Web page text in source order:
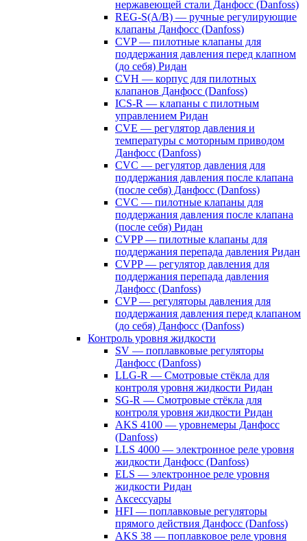
нержавеющей стали Данфосс (Danfoss)
REG-S(A/B) — ручные регулирующие
клапаны Данфосс (Danfoss)
CVP — пилотные клапаны для
поддержания давления перед клапном
(до себя) Ридан
CVH — корпус для пилотных
клапанов Данфосс (Danfoss)
ICS-R — клапаны с пилотным
управлением Ридан
CVE — регулятор давления и
температуры с моторным приводом
Данфосс (Danfoss)
CVС — регулятор давления для
поддержания давления после клапана
(после себя) Данфосс (Danfoss)
CVС — пилотные клапаны для
поддержания давления после клапана
(после себя) Ридан
CVPP — пилотные клапаны для
поддержания перепада давления Ридан
CVPP — регулятор давления для
поддержания перепада давления
Данфосс (Danfoss)
CVP — регуляторы давления для
поддержания давления перед клапаном
(до себя) Данфосс (Danfoss)
Контроль уровня жидкости
SV — поплавковые регуляторы
Данфосс (Danfoss)
LLG-R — Смотровые стёкла для
контроля уровня жидкости Ридан
SG-R — Смотровые стёкла для
контроля уровня жидкости Ридан
AKS 4100 — уровнемеры Данфосс
(Danfoss)
LLS 4000 — электронное реле уровня
жидкости Данфосс (Danfoss)
ELS — электронное реле уровня
жидкости Ридан
Аксессуары
HFI — поплавковые регуляторы
прямого действия Данфосс (Danfoss)
AKS 38 — поплавковое реле уровня